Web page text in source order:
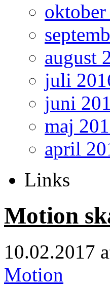
august
juli
juni
maj
april
Links
Motion
10.02.2017
Motion